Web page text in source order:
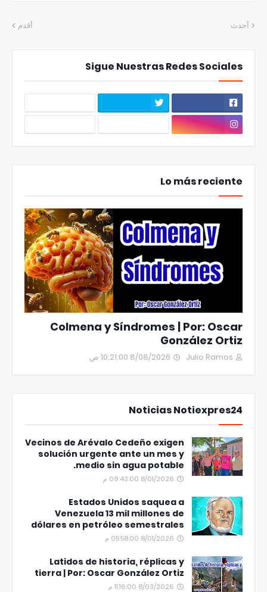
أحدث أقدم
Sigue Nuestras Redes Sociales
Lo más reciente
Colmena y Síndromes | Por: Oscar
González Ortiz
Julio Ramos 8/08/2026 10:21:00 ص
Noticias Notiexpres24
Vecinos de Arévalo Cedeño exigen
solución urgente ante un mes y
medio sin agua potable.
8/01/2026 09:43:00 م
Estados Unidos saquea a
Venezuela 13 mil millones de
dólares en petróleo semestrales
8/01/2026 05:58:00 م
Latidos de historia, réplicas y
tierra | Por: Oscar González Ortiz
8/03/2026 11:16:00 م